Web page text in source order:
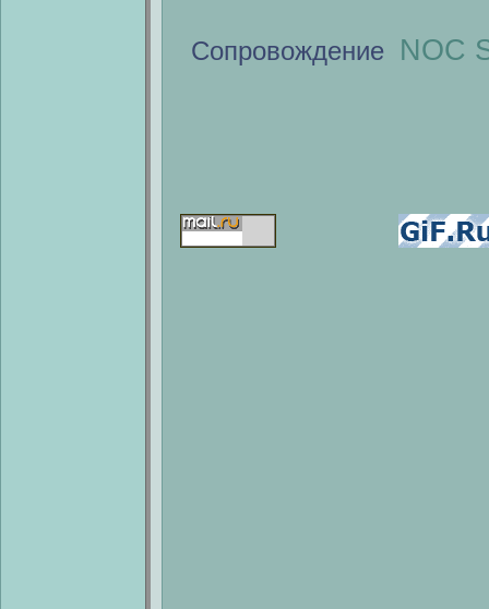
Сопровождение NOC